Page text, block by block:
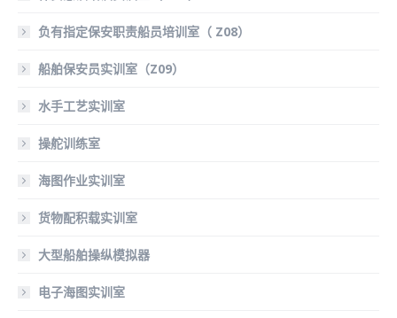
负有指定保安职责船员培训室（ Z08）
船舶保安员实训室（Z09）
水手工艺实训室
操舵训练室
海图作业实训室
货物配积载实训室
大型船舶操纵模拟器
电子海图实训室